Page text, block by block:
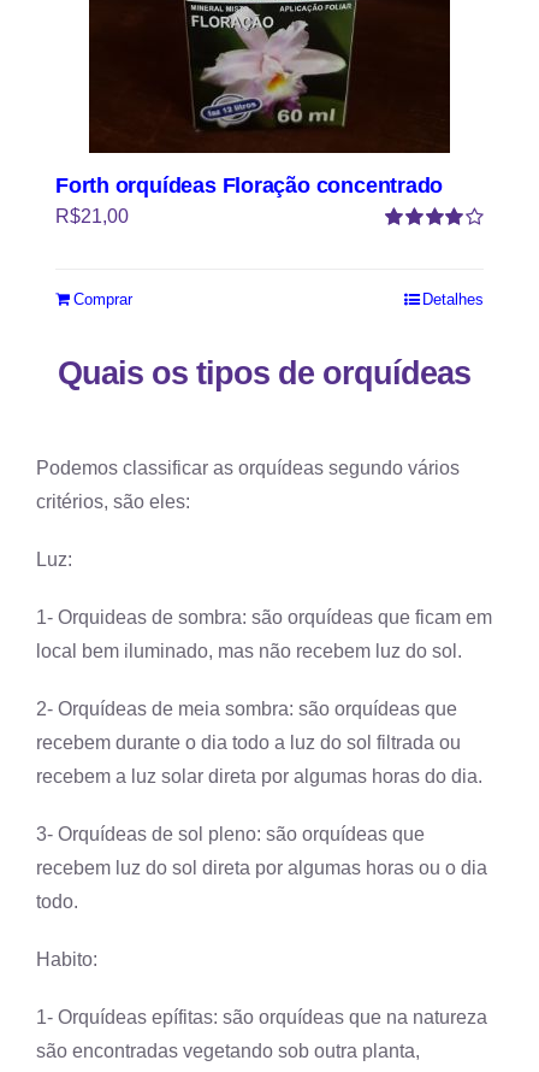
Forth orquídeas Floração concentrado
R$21,00
Comprar Detalhes
Quais os tipos de orquídeas
Podemos classificar as orquídeas segundo vários
critérios, são eles:
Luz:
1- Orquideas de sombra: são orquídeas que ficam em
local bem iluminado, mas não recebem luz do sol.
2- Orquídeas de meia sombra: são orquídeas que
recebem durante o dia todo a luz do sol filtrada ou
recebem a luz solar direta por algumas horas do dia.
3- Orquídeas de sol pleno: são orquídeas que
recebem luz do sol direta por algumas horas ou o dia
todo.
Habito:
1- Orquídeas epífitas: são orquídeas que na natureza
são encontradas vegetando sob outra planta,